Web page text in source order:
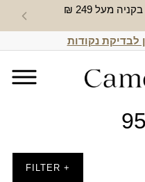
מעל 249 ₪ חדש
לבדיקת נקודות
+ FILTER